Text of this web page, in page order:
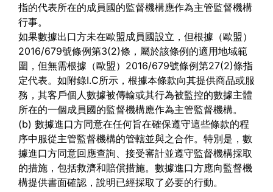
指的代表所在的成員國的監督機構應作為主管監督機構
行事。
如果數據出口方未在歐盟成員國設立，但根據（歐盟）
2016/679號條例第3(2)條，屬於該條例的適用地域範
圍，但無需根據（歐盟）2016/679號條例第27(2)條指
定代表。如附錄I.C所示，根據本條款向其提供商品或服
務，其客戶個人數據被傳輸或其行為被監控的數據主體
所在的一個成員國的監督機構應作為主管監督機構。
(b) 數據進口方同意在任何旨在確保遵守這些條款的程
序中服從主管監督機構的管轄並與之合作。特別是，數
據進口方同意回應查詢、接受審計並遵守監督機構採取
的措施，包括救濟和賠償措施。數據進口方應向監督機
構提供書面確認，說明已經採取了必要的行動。